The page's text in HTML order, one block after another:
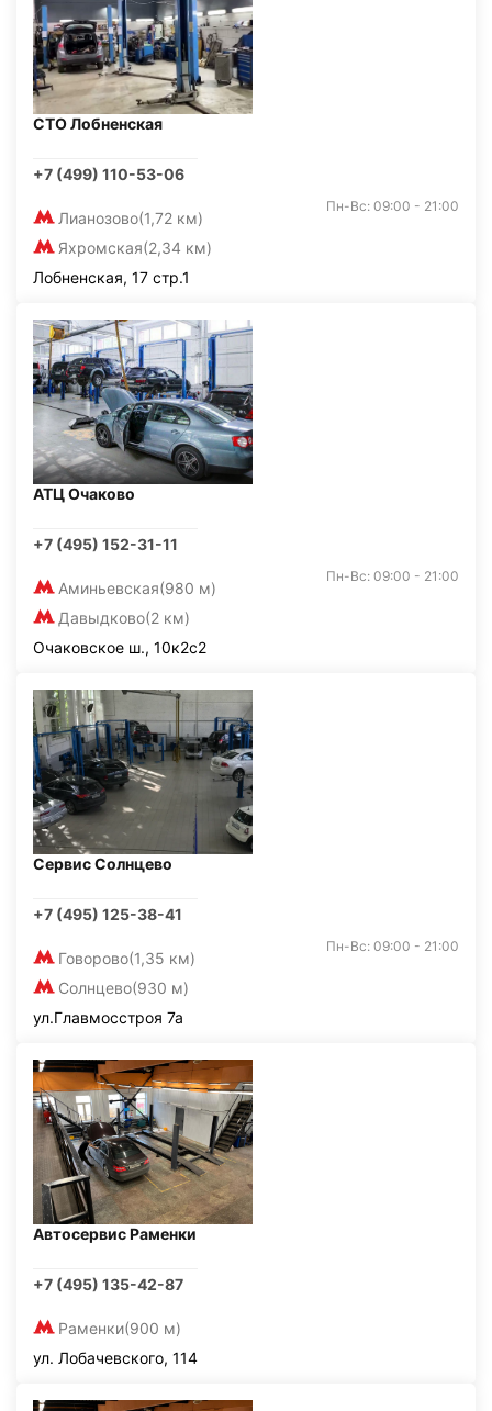
СТО Лобненская
+7 (499) 110-53-06
Лианозово(1,72 км)
Яхромская(2,34 км)
Пн-Вс: 09:00 - 21:00
Лобненская, 17 стр.1
АТЦ Очаково
+7 (495) 152-31-11
Аминьевская(980 м)
Давыдково(2 км)
Пн-Вс: 09:00 - 21:00
Очаковское ш., 10к2с2
Сервис Солнцево
+7 (495) 125-38-41
Говорово(1,35 км)
Солнцево(930 м)
Пн-Вс: 09:00 - 21:00
ул.Главмосстроя 7а
Автосервис Раменки
+7 (495) 135-42-87
Раменки(900 м)
ул. Лобачевского, 114